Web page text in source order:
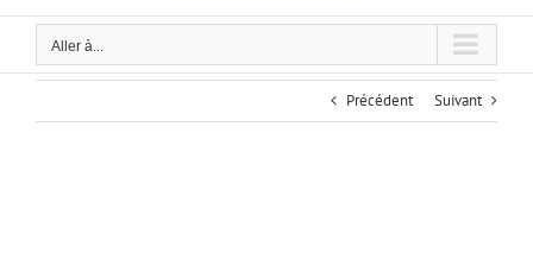
Aller à...
Précédent Suivant